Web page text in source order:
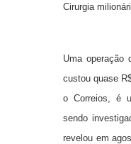
Cirurgia
Uma operação
custou quase
o Correios, é
sendo
revelou em